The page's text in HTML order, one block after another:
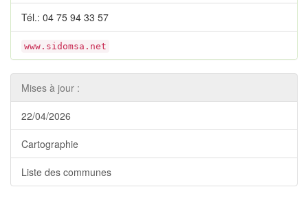
Tél.: 04 75 94 33 57
www.sidomsa.net
Mises à jour :
22/04/2026
Cartographie
Liste des communes